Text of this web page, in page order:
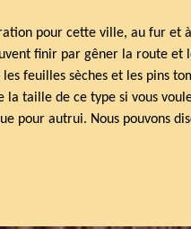
pour cette ville, au fur et
finir par gêner la route et
feuilles sèches et les pins
la taille de ce type si vous
pour autrui. Nous pouvons